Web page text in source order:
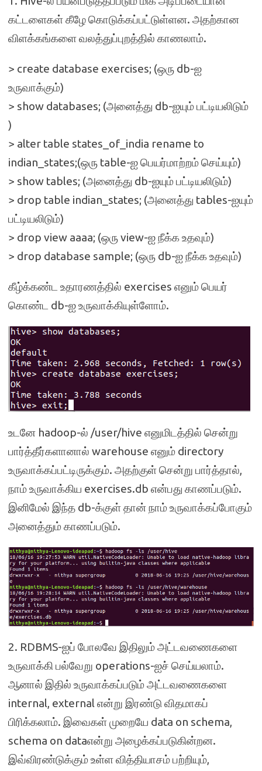
கட்டளைகள் கீழே கொடுக்கப்பட்டுள்ளன. அதற்கான
விளக்கங்களை வலத்துப்புறத்தில் காணலாம்.
> create database exercises; (ஒரு db-ஐ
உருவாக்கும்)
> show databases; (அனைத்து db-ஐயும் பட்டியலிடும்
)
> alter table states_of_india rename to
indian_states;(ஒரு table-ஐ பெயர்மாற்றம் செய்யும்)
> show tables; (அனைத்து db-ஐயும் பட்டியலிடும்)
> drop table indian_states; (அனைத்து tables-ஐயும்
பட்டியலிடும்)
> drop view aaaa; (ஒரு view-ஐ நீக்க உதவும்)
> drop database sample; (ஒரு db-ஐ நீக்க உதவும்)
கீழ்க்கண்ட உதாரணத்தில் exercises எனும் பெயர்
கொண்ட db-ஐ உருவாக்கியுள்ளோம்.
உடனே hadoop-ல் /user/hive எனுமிடத்தில் சென்று
பார்த்தீர்களானால் warehouse எனும் directory
உருவாக்கப்பட்டிருக்கும். அதற்குள் சென்று பார்த்தால்,
நாம் உருவாக்கிய exercises.db என்பது காணப்படும்.
இனிமேல் இந்த db-க்குள் தான் நாம் உருவாக்கப்போகும்
அனைத்தும் காணப்படும்.
2. RDBMS-ஐப் போலவே இதிலும் அட்டவணைகளை
உருவாக்கி பல்வேறு operations-ஐச் செய்யலாம்.
ஆனால் இதில் உருவாக்கப்படும் அட்டவணைகளை
internal, external என்று இரண்டு விதமாகப்
பிரிக்கலாம். இவைகள் முறையே data on schema,
schema on dataஎன்று அழைக்கப்படுகின்றன.
இவ்விரண்டுக்கும் உள்ள வித்தியாசம் பற்றியும்,